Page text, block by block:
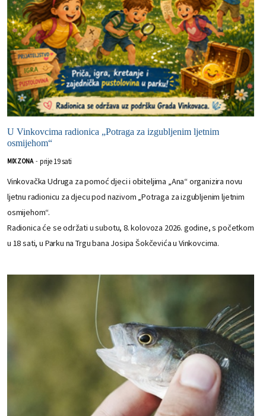
U Vinkovcima radionica „Potraga za izgubljenim ljetnim
osmijehom“
MIX ZONA - prije 19 sati
Vinkovačka Udruga za pomoć djeci i obiteljima „Ana“ organizira novu
ljetnu radionicu za djecu pod nazivom „Potraga za izgubljenim ljetnim
osmijehom“.
Radionica će se održati u subotu, 8. kolovoza 2026. godine, s početkom
u 18 sati, u Parku na Trgu bana Josipa Šokčevića u Vinkovcima.